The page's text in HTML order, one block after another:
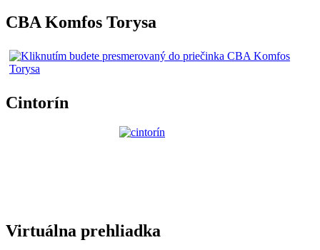
CBA Komfos Torysa
Cintorín
Virtuálna prehliadka